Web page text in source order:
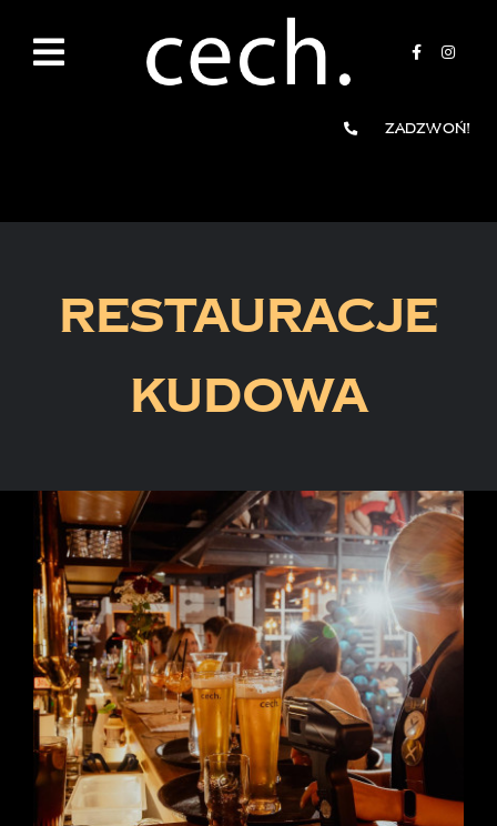
zawartości
Zadzwoń!
RESTAURACJE
KUDOWA
Pokaż
większy
obrazek